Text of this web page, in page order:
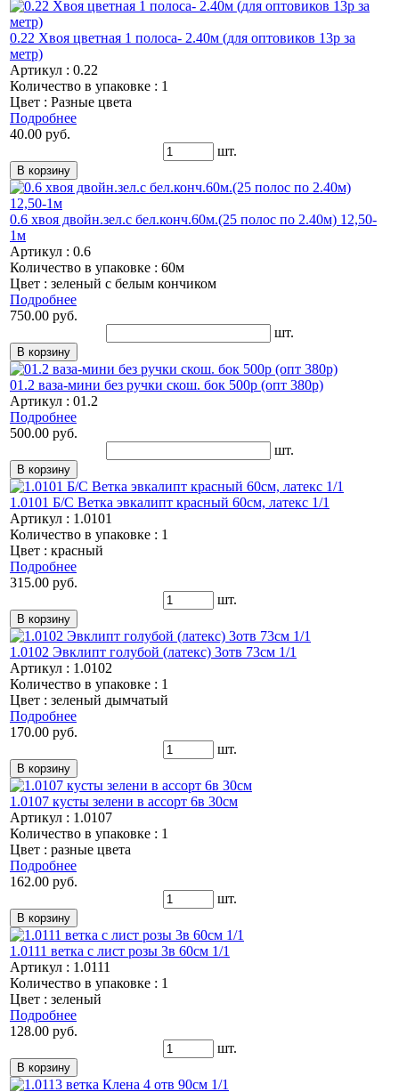
0.22 Хвоя цветная 1 полоса- 2.40м (для оптовиков 13р за
метр)
Артикул : 0.22
Количество в упаковке : 1
Цвет : Разные цвета
Подробнее
40.00 руб.
шт.
0.6 хвоя двойн.зел.с бел.конч.60м.(25 полос по 2.40м) 12,50-
1м
Артикул : 0.6
Количество в упаковке : 60м
Цвет : зеленый с белым кончиком
Подробнее
750.00 руб.
шт.
01.2 ваза-мини без ручки скош. бок 500р (опт 380р)
Артикул : 01.2
Подробнее
500.00 руб.
шт.
1.0101 Б/С Ветка эвкалипт красный 60см, латекс 1/1
Артикул : 1.0101
Количество в упаковке : 1
Цвет : красный
Подробнее
315.00 руб.
шт.
1.0102 Эвклипт голубой (латекс) 3отв 73см 1/1
Артикул : 1.0102
Количество в упаковке : 1
Цвет : зеленый дымчатый
Подробнее
170.00 руб.
шт.
1.0107 кусты зелени в ассорт 6в 30см
Артикул : 1.0107
Количество в упаковке : 1
Цвет : разные цвета
Подробнее
162.00 руб.
шт.
1.0111 ветка с лист розы 3в 60см 1/1
Артикул : 1.0111
Количество в упаковке : 1
Цвет : зеленый
Подробнее
128.00 руб.
шт.